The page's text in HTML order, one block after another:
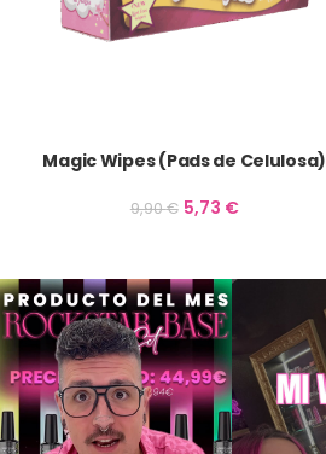
Magic Wipes (Pads de Celulosa)
9,90€ 5,73 €